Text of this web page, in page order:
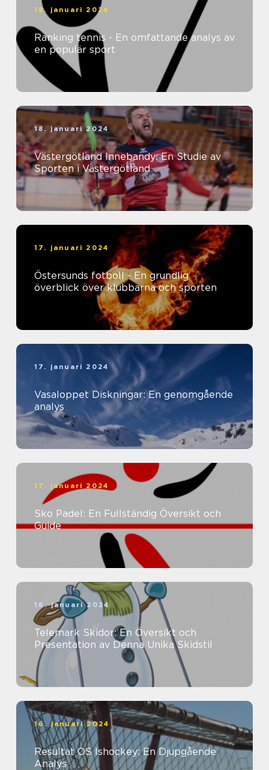
18. januari 2024
Ranking tennis - En omfattande analys av
en populär sport
18. januari 2024
Västergötland Innebandy: En Studie av
Sporten i Västergötland
17. januari 2024
Östersunds fotboll - En grundlig
överblick över klubbarna och sporten
17. januari 2024
Vasaloppet Diskningar: En genomgående
analys
17. januari 2024
Sko Padel: En Fullständig Översikt och
Guide
16. januari 2024
Telemark Skidor: En Översikt och
Presentation av Denna Unika Skidstil
16. januari 2024
Resultat OS Ishockey: En Djupgående
Analys